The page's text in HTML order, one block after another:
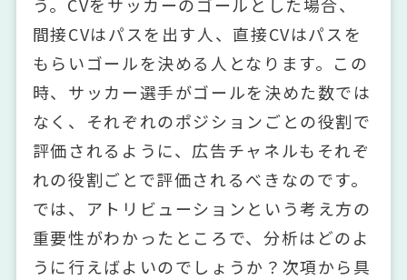
う。CVをサッカーのゴールとした場合、
間接CVはパスを出す人、直接CVはパスを
もらいゴールを決める人となります。この
時、サッカー選手がゴールを決めた数では
なく、それぞれのポジションごとの役割で
評価されるように、広告チャネルもそれぞ
れの役割ごとで評価されるべきなのです。
では、アトリビューションという考え方の
重要性がわかったところで、分析はどのよ
うに行えばよいのでしょうか？次項から具